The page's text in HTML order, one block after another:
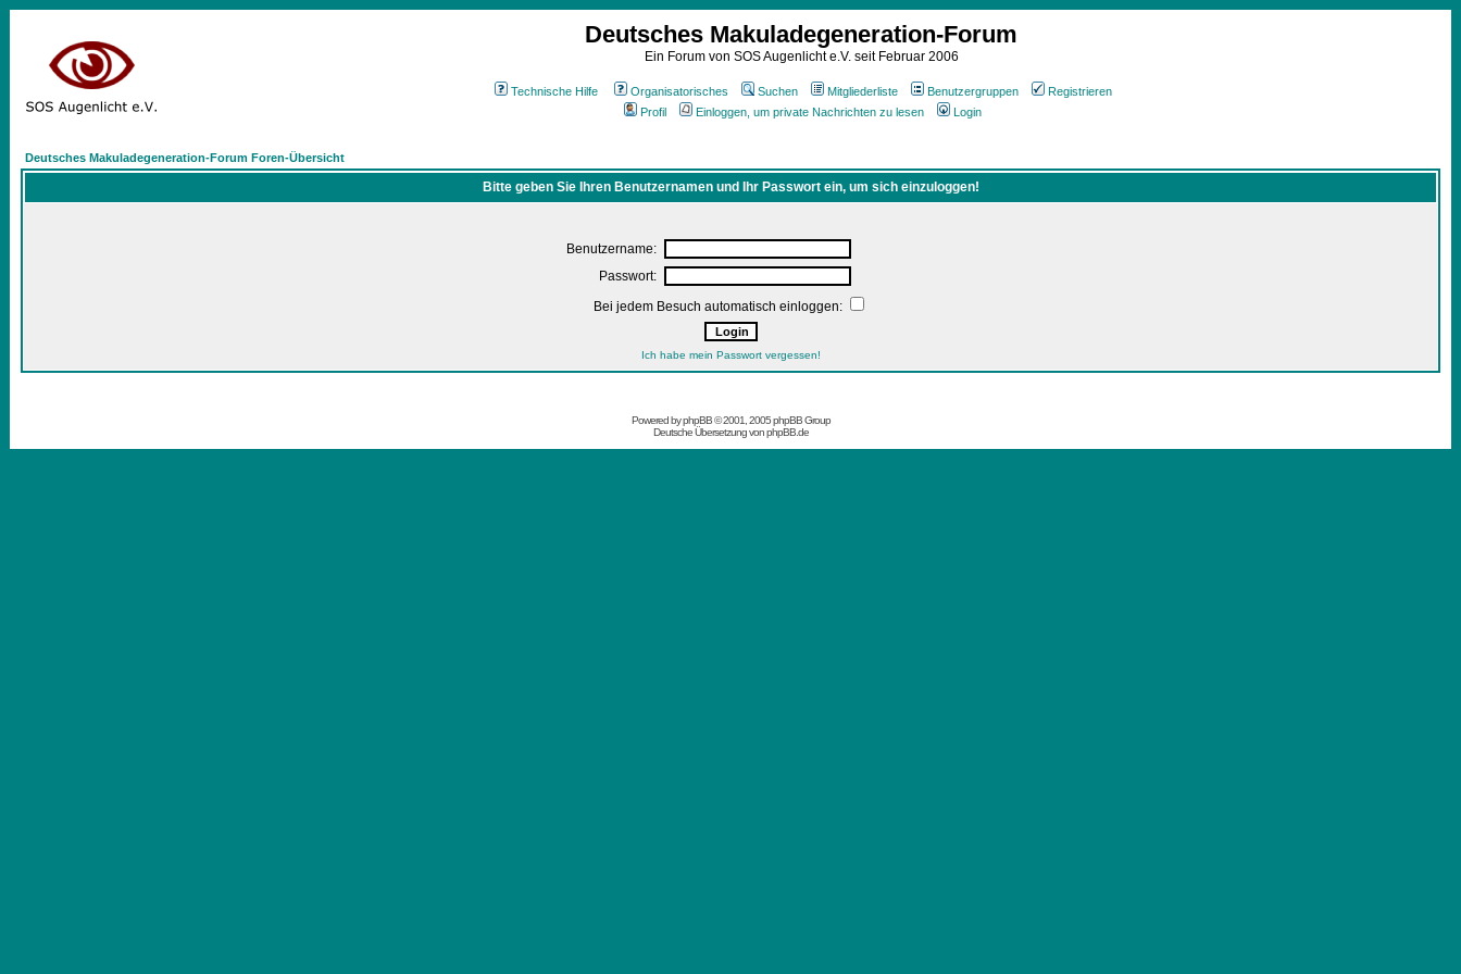
Deutsches Makuladegeneration-Forum
Ein Forum von SOS Augenlicht e.V. seit Februar 2006
Technische Hilfe Organisatorisches Suchen Mitgliederliste Benutzergruppen
Registrieren
Profil
Einloggen, um private Nachrichten zu lesen Login
Deutsches Makuladegeneration-Forum Foren-Übersicht
Bitte geben Sie Ihren Benutzernamen und Ihr Passwort ein, um sich einzuloggen!
Benutzername:
Passwort:
Bei jedem Besuch automatisch einloggen:
Ich habe mein Passwort vergessen!
Powered byphpBB© 2001, 2005 phpBB Group
Deutsche Übersetzung vonphpBB.de